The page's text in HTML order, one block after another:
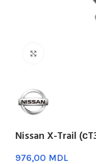
Nissan X-Trail
MDL